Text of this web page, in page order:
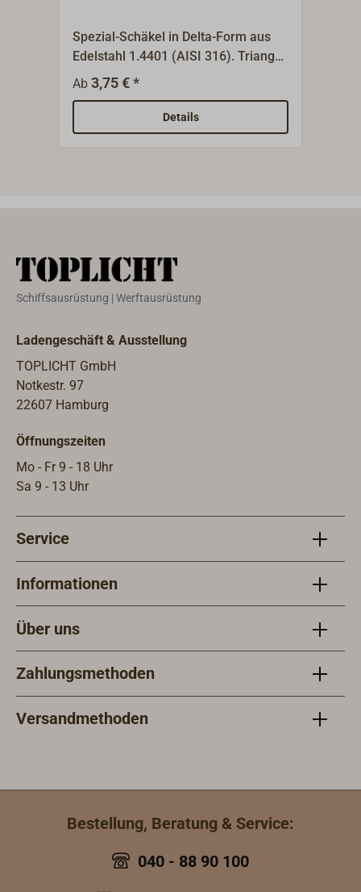
Spezial-Schäkel in Delta-Form aus
Edelstahl 1.4401 (AISI 316). Triangel
z. B. als Verbindungsschäkel für
Sicherungsleinen.
Ab3,75 € *
Details
Schiffsausrüstung | Werftausrüstung
Ladengeschäft & Ausstellung
TOPLICHT GmbH
Notkestr. 97
22607 Hamburg
Öffnungszeiten
Mo - Fr 9 - 18 Uhr
Sa 9 - 13 Uhr
Service
Informationen
Über uns
Zahlungsmethoden
Versandmethoden
Bestellung, Beratung & Service:
040 - 88 90 100